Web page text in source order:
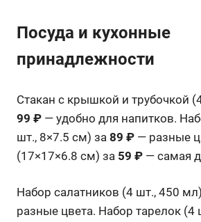
Посуда и кухонные
принадлежности
Стакан с крышкой и трубочкой
99 ₽ — удобно для напитков.
шт., 8×7.5 см) за 89 ₽ — разные
(17×17×6.8 см) за 59 ₽ — самая
Набор салатников (4 шт., 450
разные цвета. Набор тарелок (4